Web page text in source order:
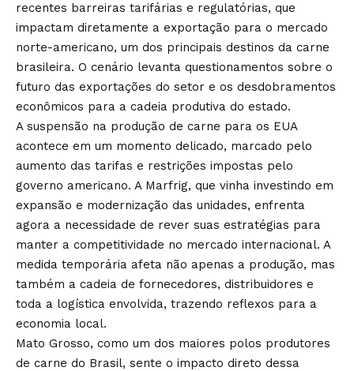
recentes barreiras tarifárias e regulatórias, que
impactam diretamente a exportação para o mercado
norte-americano, um dos principais destinos da carne
brasileira. O cenário levanta questionamentos sobre o
futuro das exportações do setor e os desdobramentos
econômicos para a cadeia produtiva do estado.
A suspensão na produção de carne para os EUA
acontece em um momento delicado, marcado pelo
aumento das tarifas e restrições impostas pelo
governo americano. A Marfrig, que vinha investindo em
expansão e modernização das unidades, enfrenta
agora a necessidade de rever suas estratégias para
manter a competitividade no mercado internacional. A
medida temporária afeta não apenas a produção, mas
também a cadeia de fornecedores, distribuidores e
toda a logística envolvida, trazendo reflexos para a
economia local.
Mato Grosso, como um dos maiores polos produtores
de carne do Brasil, sente o impacto direto dessa